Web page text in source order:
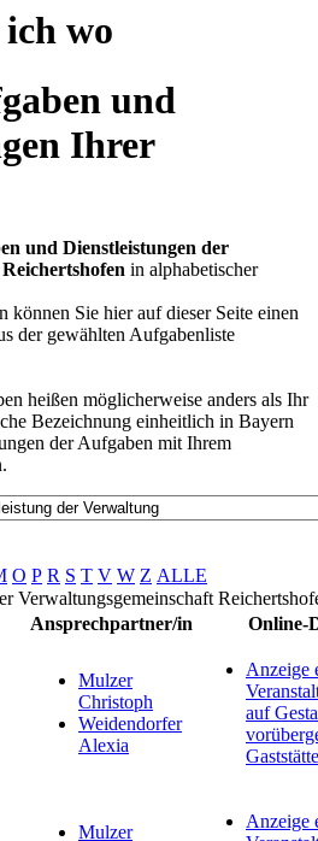
wo
und
Ihrer
und Dienstleistungen der
in alphabetischer
können Sie hier auf dieser Seite einen
der gewählten Aufgabenliste
heißen möglicherweise anders als Ihr
Bezeichnung einheitlich in Bayern
der Aufgaben mit Ihrem
O P R S T V W Z ALLE
Verwaltungsgemeinschaft
Ansprechpartner/in Online-
Mulzer
Christoph
Weidendorfer
Alexia
Anzeige
auf
Mulzer
Anzeige